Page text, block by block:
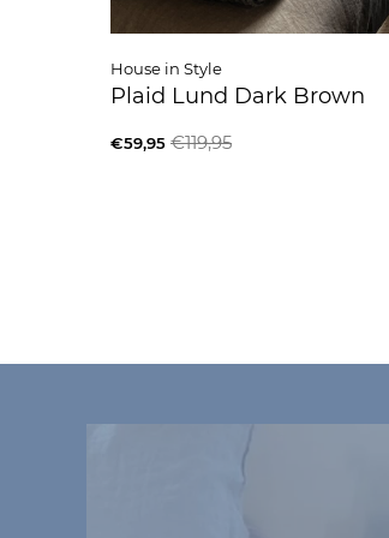
House in Style
Plaid Lund Dark Brown
€59,95 €119,95